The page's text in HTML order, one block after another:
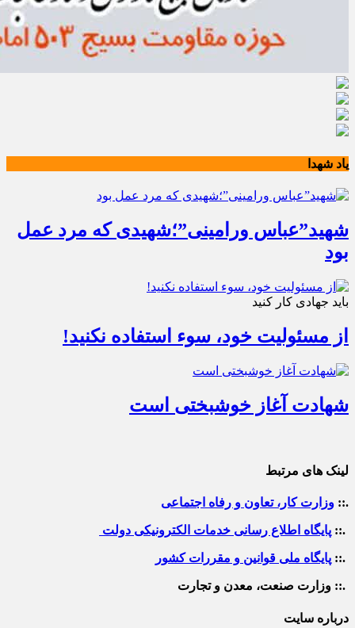
یاد شهدا
شهید”عباس ورامینی”؛شهیدی که مرد عمل
بود
باید جهادی کار کنید
از مسئولیت خود، سوء استفاده نکنید!
شهادت آغاز خوشبختی است
لینک های مرتبط
.:: وزارت کار، تعاون و رفاه اجتماعی
.:: پایگاه اطلاع رسانی خدمات الکترونیکی دولت
.:: پایگاه ملی قوانین و مقررات کشور
.:: وزارت صنعت، معدن و تجارت
درباره سایت